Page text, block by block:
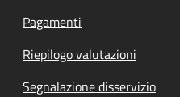
Pagamenti
Riepilogo valutazioni
Segnalazione disservizio